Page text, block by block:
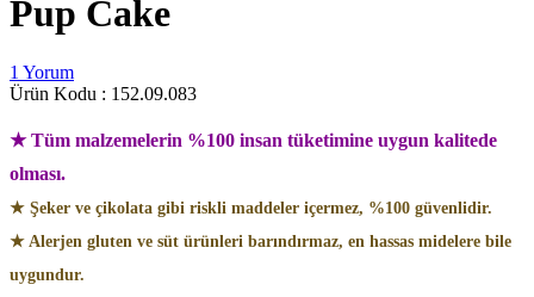
Pup Cake
1 Yorum
Ürün Kodu : 152.09.083
★ Tüm malzemelerin %100 insan tüketimine uygun kalitede
olması.
★ Şeker ve çikolata gibi riskli maddeler içermez, %100 güvenlidir.
★ Alerjen gluten ve süt ürünleri barındırmaz, en hassas midelere bile
uygundur.